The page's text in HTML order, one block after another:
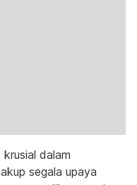
dalam
segala upaya